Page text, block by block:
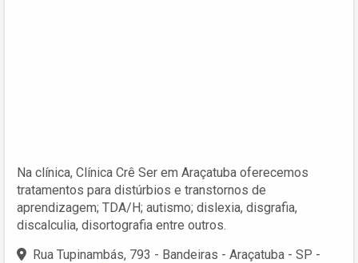
Na clínica, Clínica Crê Ser em Araçatuba oferecemos
tratamentos para distúrbios e transtornos de
aprendizagem; TDA/H; autismo; dislexia, disgrafia,
discalculia, disortografia entre outros.
Rua Tupinambás, 793 - Bandeiras - Araçatuba - SP -